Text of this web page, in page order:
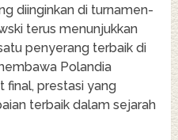
diinginkan di turnamen-
terus menunjukkan
penyerang terbaik di
Polandia
final, prestasi yang
terbaik dalam sejarah